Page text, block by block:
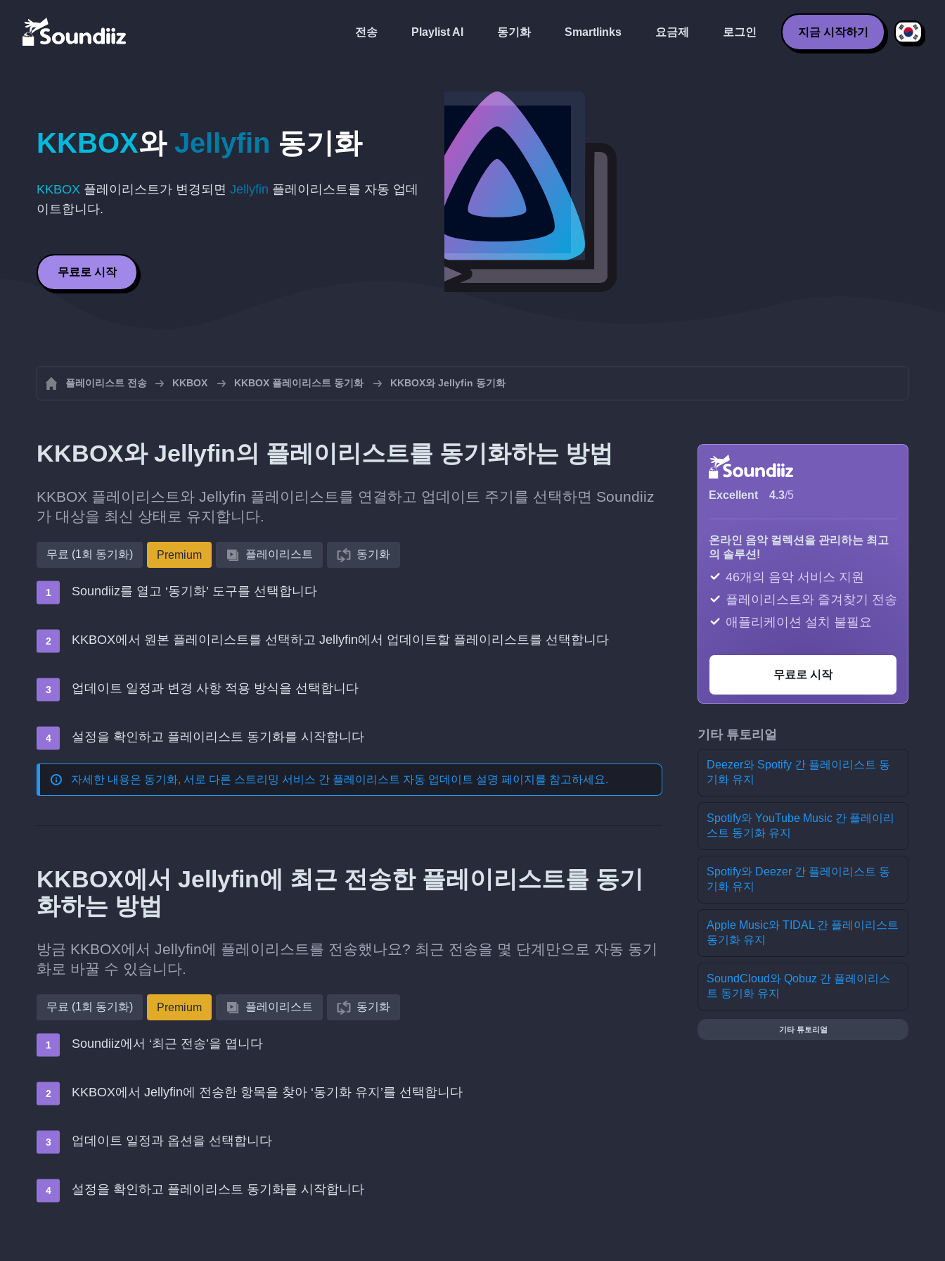
전송 Playlist AI 동기화 Smartlinks 요금제 로그인 지금 시작하기
KKBOX와 Jellyfin 동기화
KKBOX 플레이리스트가 변경되면 Jellyfin 플레이리스트를 자동 업데
이트합니다.
무료로 시작
플레이리스트 전송 KKBOX KKBOX 플레이리스트 동기화 KKBOX와 Jellyfin 동기화
KKBOX와 Jellyfin의 플레이리스트를 동기화하는 방법
KKBOX 플레이리스트와 Jellyfin 플레이리스트를 연결하고 업데이트 주기를 선택하면 Soundiiz
가 대상을 최신 상태로 유지합니다.
무료 (1회 동기화) Premium 플레이리스트 동기화
Soundiiz를 열고 ‘동기화’ 도구를 선택합니다
KKBOX에서 원본 플레이리스트를 선택하고 Jellyfin에서 업데이트할 플레이리스트를 선택합니다
업데이트 일정과 변경 사항 적용 방식을 선택합니다
설정을 확인하고 플레이리스트 동기화를 시작합니다
자세한 내용은 동기화, 서로 다른 스트리밍 서비스 간 플레이리스트 자동 업데이트 설명 페이지를 참고하세요.
KKBOX에서 Jellyfin에 최근 전송한 플레이리스트를 동기
화하는 방법
방금 KKBOX에서 Jellyfin에 플레이리스트를 전송했나요? 최근 전송을 몇 단계만으로 자동 동기
화로 바꿀 수 있습니다.
무료 (1회 동기화) Premium 플레이리스트 동기화
Soundiiz에서 ‘최근 전송’을 엽니다
KKBOX에서 Jellyfin에 전송한 항목을 찾아 ‘동기화 유지’를 선택합니다
업데이트 일정과 옵션을 선택합니다
설정을 확인하고 플레이리스트 동기화를 시작합니다
Excellent 4.3/5
온라인 음악 컬렉션을 관리하는 최고
의 솔루션!
46개의 음악 서비스 지원
플레이리스트와 즐겨찾기 전송
애플리케이션 설치 불필요
무료로 시작
기타 튜토리얼
Deezer와 Spotify 간 플레이리스트 동
기화 유지
Spotify와 YouTube Music 간 플레이리
스트 동기화 유지
Spotify와 Deezer 간 플레이리스트 동
기화 유지
Apple Music와 TIDAL 간 플레이리스트
동기화 유지
SoundCloud와 Qobuz 간 플레이리스
트 동기화 유지
기타 튜토리얼